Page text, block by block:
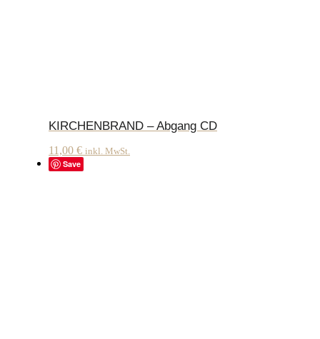
KIRCHENBRAND – Abgang CD
11,00 € inkl. MwSt.
Save